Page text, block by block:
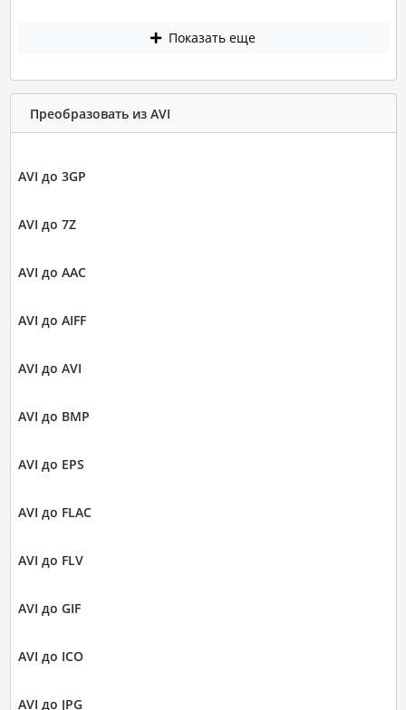
Показать еще
Преобразовать из AVI
AVI до 3GP
AVI до 7Z
AVI до AAC
AVI до AIFF
AVI до AVI
AVI до BMP
AVI до EPS
AVI до FLAC
AVI до FLV
AVI до GIF
AVI до ICO
AVI до JPG